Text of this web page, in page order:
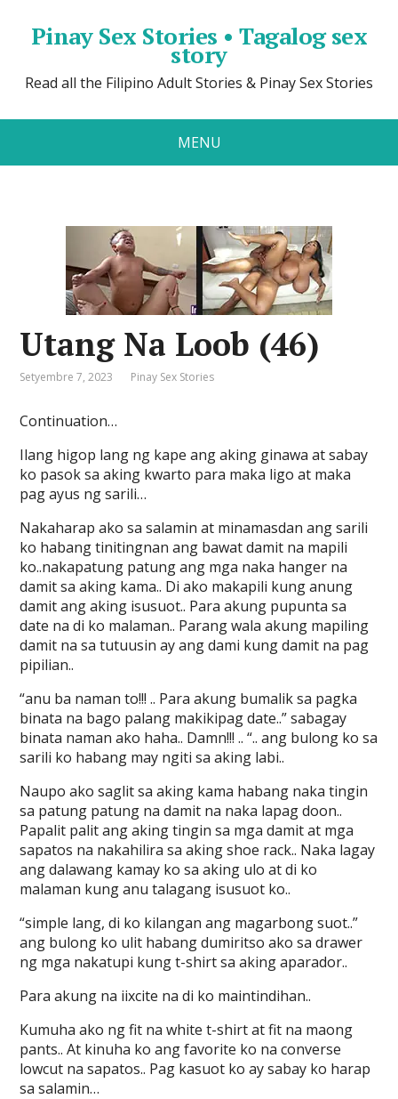
Pinay Sex Stories • Tagalog sex
story
Read all the Filipino Adult Stories & Pinay Sex Stories
MENU
Utang Na Loob (46)
Setyembre 7, 2023 Pinay Sex Stories
Continuation…
Ilang higop lang ng kape ang aking ginawa at sabay
ko pasok sa aking kwarto para maka ligo at maka
pag ayus ng sarili…
Nakaharap ako sa salamin at minamasdan ang sarili
ko habang tinitingnan ang bawat damit na mapili
ko..nakapatung patung ang mga naka hanger na
damit sa aking kama.. Di ako makapili kung anung
damit ang aking isusuot.. Para akung pupunta sa
date na di ko malaman.. Parang wala akung mapiling
damit na sa tutuusin ay ang dami kung damit na pag
pipilian..
“anu ba naman to!!! .. Para akung bumalik sa pagka
binata na bago palang makikipag date..” sabagay
binata naman ako haha.. Damn!!! .. “.. ang bulong ko sa
sarili ko habang may ngiti sa aking labi..
Naupo ako saglit sa aking kama habang naka tingin
sa patung patung na damit na naka lapag doon..
Papalit palit ang aking tingin sa mga damit at mga
sapatos na nakahilira sa aking shoe rack.. Naka lagay
ang dalawang kamay ko sa aking ulo at di ko
malaman kung anu talagang isusuot ko..
“simple lang, di ko kilangan ang magarbong suot..”
ang bulong ko ulit habang dumiritso ako sa drawer
ng mga nakatupi kung t-shirt sa aking aparador..
Para akung na iixcite na di ko maintindihan..
Kumuha ako ng fit na white t-shirt at fit na maong
pants.. At kinuha ko ang favorite ko na converse
lowcut na sapatos.. Pag kasuot ko ay sabay ko harap
sa salamin…